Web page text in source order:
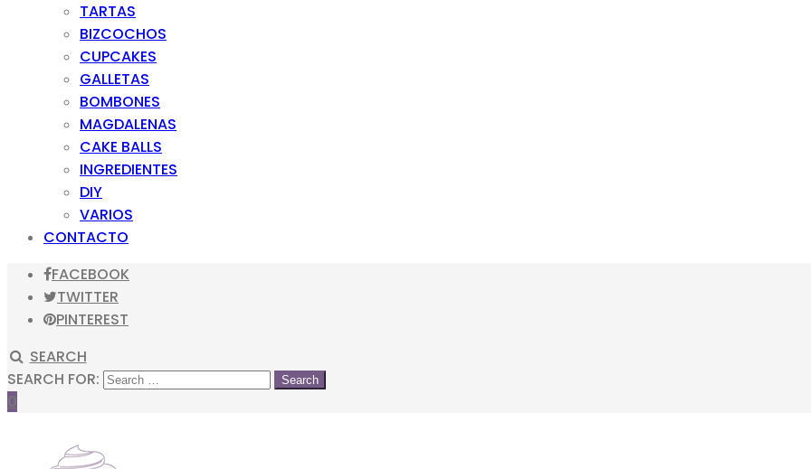
TARTAS
BIZCOCHOS
CUPCAKES
GALLETAS
BOMBONES
MAGDALENAS
CAKE BALLS
INGREDIENTES
DIY
VARIOS
CONTACTO
FACEBOOK
TWITTER
PINTEREST
SEARCH
SEARCH FOR:
0